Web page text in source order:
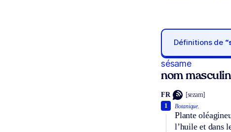
Définitions de
sésame
nom masculin
FR [sezam]
Botanique.
Plante
l’huile et dans
1